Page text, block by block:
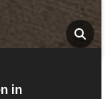
in